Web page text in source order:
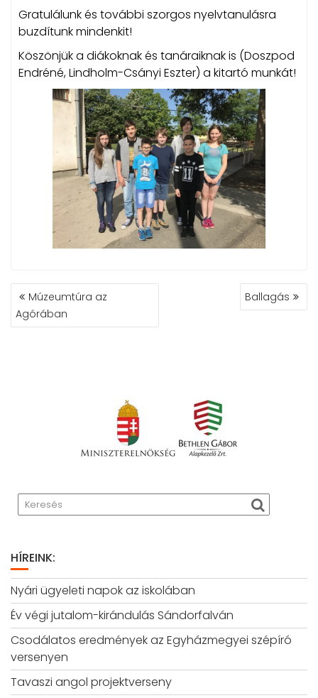
Gratulálunk és további szorgos nyelvtanulásra
buzdítunk mindenkit!
Köszönjük a diákoknak és tanáraiknak is (Doszpod
Endréné, Lindholm-Csányi Eszter) a kitartó munkát!
BEJEGYZÉS
NAVIGÁCIÓ
Múzeumtúra az
Agórában
Ballagás
HÍREINK:
Nyári ügyeleti napok az iskolában
Év végi jutalom-kirándulás Sándorfalván
Csodálatos eredmények az Egyházmegyei szépíró
versenyen
Tavaszi angol projektverseny